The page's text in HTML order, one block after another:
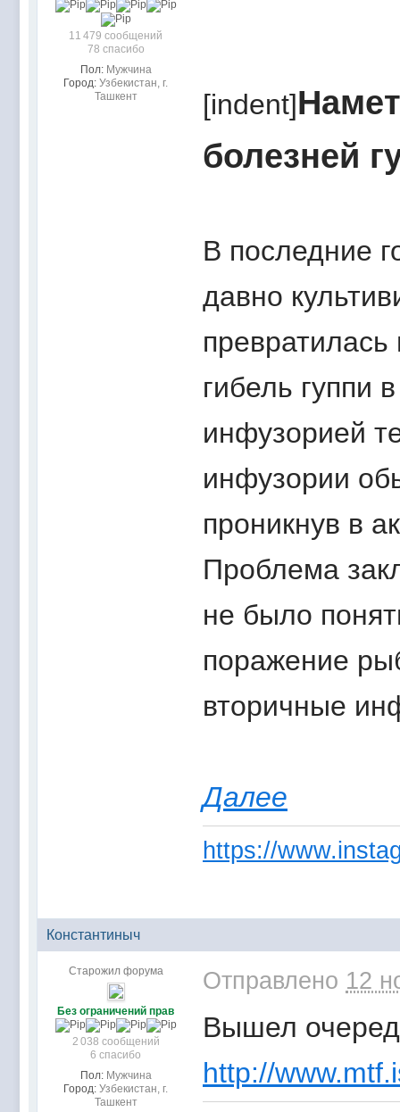
11 479 сообщений
78 спасибо
Пол: Мужчина
Город: Узбекистан, г.
Ташкент
[indent]
болезней
В последние
давно
гибель гуппи
инфузорией
инфузории
проникнув в
Проблема
не было
поражение
вторичные
Далее
https://
Константиныч
Старожил форума
Без ограничений прав
2 038 сообщений
6 спасибо
Пол: Мужчина
Город: Узбекистан, г.
Ташкент
Отправлено 12
Вышел
http://